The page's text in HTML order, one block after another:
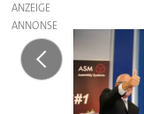
ANZEIGE